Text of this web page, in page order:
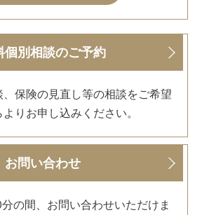
個別相談のご予約
保険の見直し等の相談をご希望
りお申し込みください。
お問い合わせ
の間、お問い合わせいただけま